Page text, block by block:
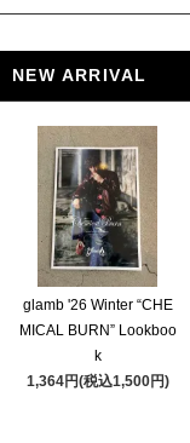
NEW ARRIVAL
glamb '26 Winter “CHE
MICAL BURN” Lookboo
k
1,364円(税込1,500円)